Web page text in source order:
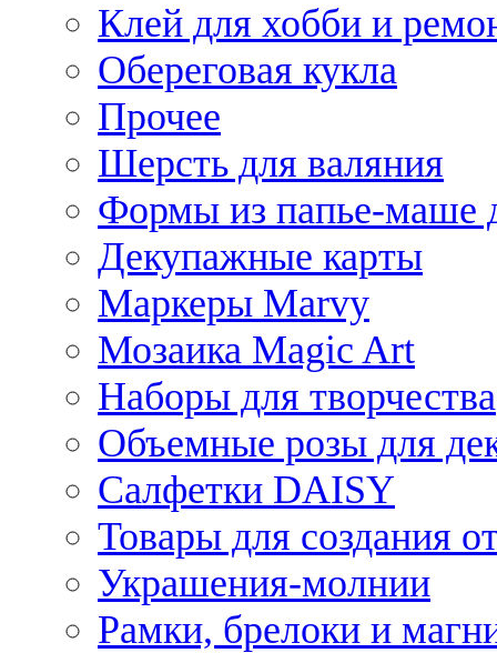
Клей для хобби и
Обереговая кукла
Прочее
Шерсть для валяния
Формы из папье-маше
Декупажные карты
Маркеры Marvy
Мозаика Magic Art
Наборы для творчества
Объемные розы для
Салфетки DAISY
Товары для создания
Украшения-молнии
Рамки, брелоки и